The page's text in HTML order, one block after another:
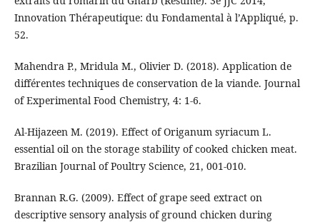
Innovation Thérapeutique: du Fondamental à l’Appliqué, p.
52.
Mahendra P., Mridula M., Olivier D. (2018). Application de
différentes techniques de conservation de la viande. Journal
of Experimental Food Chemistry, 4: 1-6.
Al-Hijazeen M. (2019). Effect of Origanum syriacum L.
essential oil on the storage stability of cooked chicken meat.
Brazilian Journal of Poultry Science, 21, 001-010.
Brannan R.G. (2009). Effect of grape seed extract on
descriptive sensory analysis of ground chicken during